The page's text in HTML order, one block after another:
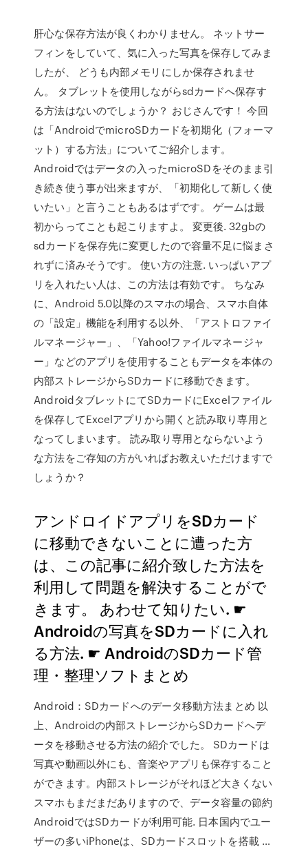
肝心な保存方法が良くわかりません。 ネットサー
フィンをしていて、気に入った写真を保存してみま
したが、 どうも内部メモリにしか保存されませ
ん。 タブレットを使用しながらsdカードへ保存す
る方法はないのでしょうか？ おじさんです！ 今回
は「AndroidでmicroSDカードを初期化（フォーマ
ット）する方法」についてご紹介します。
Androidではデータの入ったmicroSDをそのまま引
き続き使う事が出来ますが、「初期化して新しく使
いたい」と言うこともあるはずです。 ゲームは最
初からってことも起こりますよ。 変更後. 32gbの
sdカードを保存先に変更したので容量不足に悩まさ
れずに済みそうです。 使い方の注意. いっぱいアプ
リを入れたい人は、この方法は有効です。 ちなみ
に、Android 5.0以降のスマホの場合、スマホ自体
の「設定」機能を利用する以外、「アストロファイ
ルマネージャー」、「Yahoo!ファイルマネージャ
ー」などのアプリを使用することもデータを本体の
内部ストレージからSDカードに移動できます。
AndroidタブレットにてSDカードにExcelファイル
を保存してExcelアプリから開くと読み取り専用と
なってしまいます。 読み取り専用とならないよう
な方法をご存知の方がいればお教えいただけますで
しょうか？
アンドロイドアプリをSDカード
に移動できないことに遭った方
は、この記事に紹介致した方法を
利用して問題を解決することがで
きます。 あわせて知りたい. ☛
Androidの写真をSDカードに入れ
る方法. ☛ AndroidのSDカード管
理・整理ソフトまとめ
Android：SDカードへのデータ移動方法まとめ 以
上、Androidの内部ストレージからSDカードへデ
ータを移動させる方法の紹介でした。 SDカードは
写真や動画以外にも、音楽やアプリも保存すること
ができます。内部ストレージがそれほど大きくない
スマホもまだまだありますので、データ容量の節約
AndroidではSDカードが利用可能. 日本国内でユー
ザーの多いiPhoneは、SDカードスロットを搭載 …